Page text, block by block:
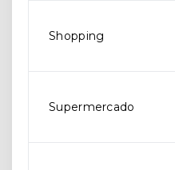
Shopping
Supermercado